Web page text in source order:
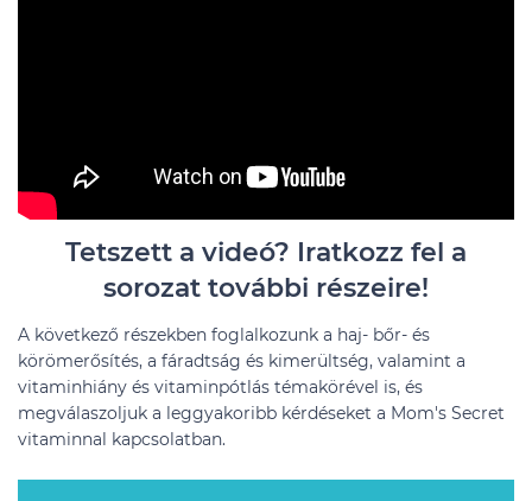
Tetszett a videó? Iratkozz fel a
sorozat további részeire!
A következő részekben foglalkozunk a haj- bőr- és
körömerősítés, a fáradtság és kimerültség, valamint a
vitaminhiány és vitaminpótlás témakörével is, és
megválaszoljuk a leggyakoribb kérdéseket a Mom's Secret
vitaminnal kapcsolatban.